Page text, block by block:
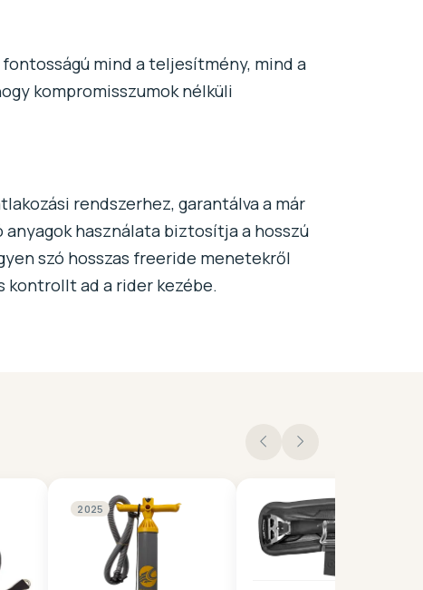
mind a teljesítmény, mind a
kompromisszumok nélküli
rendszerhez, garantálva a már
használata biztosítja a hosszú
szó hosszas freeride menetekről
kontrollt ad a rider kezébe.
2025